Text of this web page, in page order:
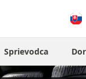
Sprievodca